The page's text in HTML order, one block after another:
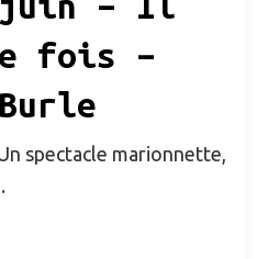
fois –
spectacle marionnette,